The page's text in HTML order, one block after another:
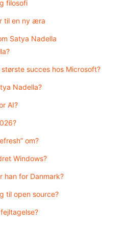
filosofi
til en ny æra
Satya Nadella
succes hos Microsoft?
Nadella?
AI?
om?
Windows?
han for Danmark?
til open source?